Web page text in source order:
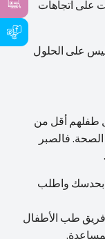
على اتجاهات
على الحلول
طفلهم أقل من
الصحة. فالصبر
بحدسك واطلب
فريق طب الأطفال